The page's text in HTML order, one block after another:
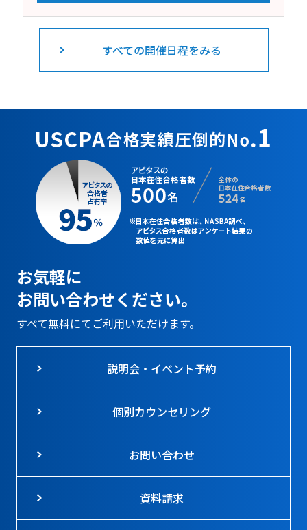
すべての開催日程をみる
お気軽に
お問い合わせください。
すべて無料にてご利用いただけます。
説明会・イベント予約
個別カウンセリング
お問い合わせ
資料請求